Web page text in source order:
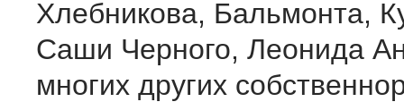
Хлебникова, Бальмонта,
Саши Черного, Леонида
многих других